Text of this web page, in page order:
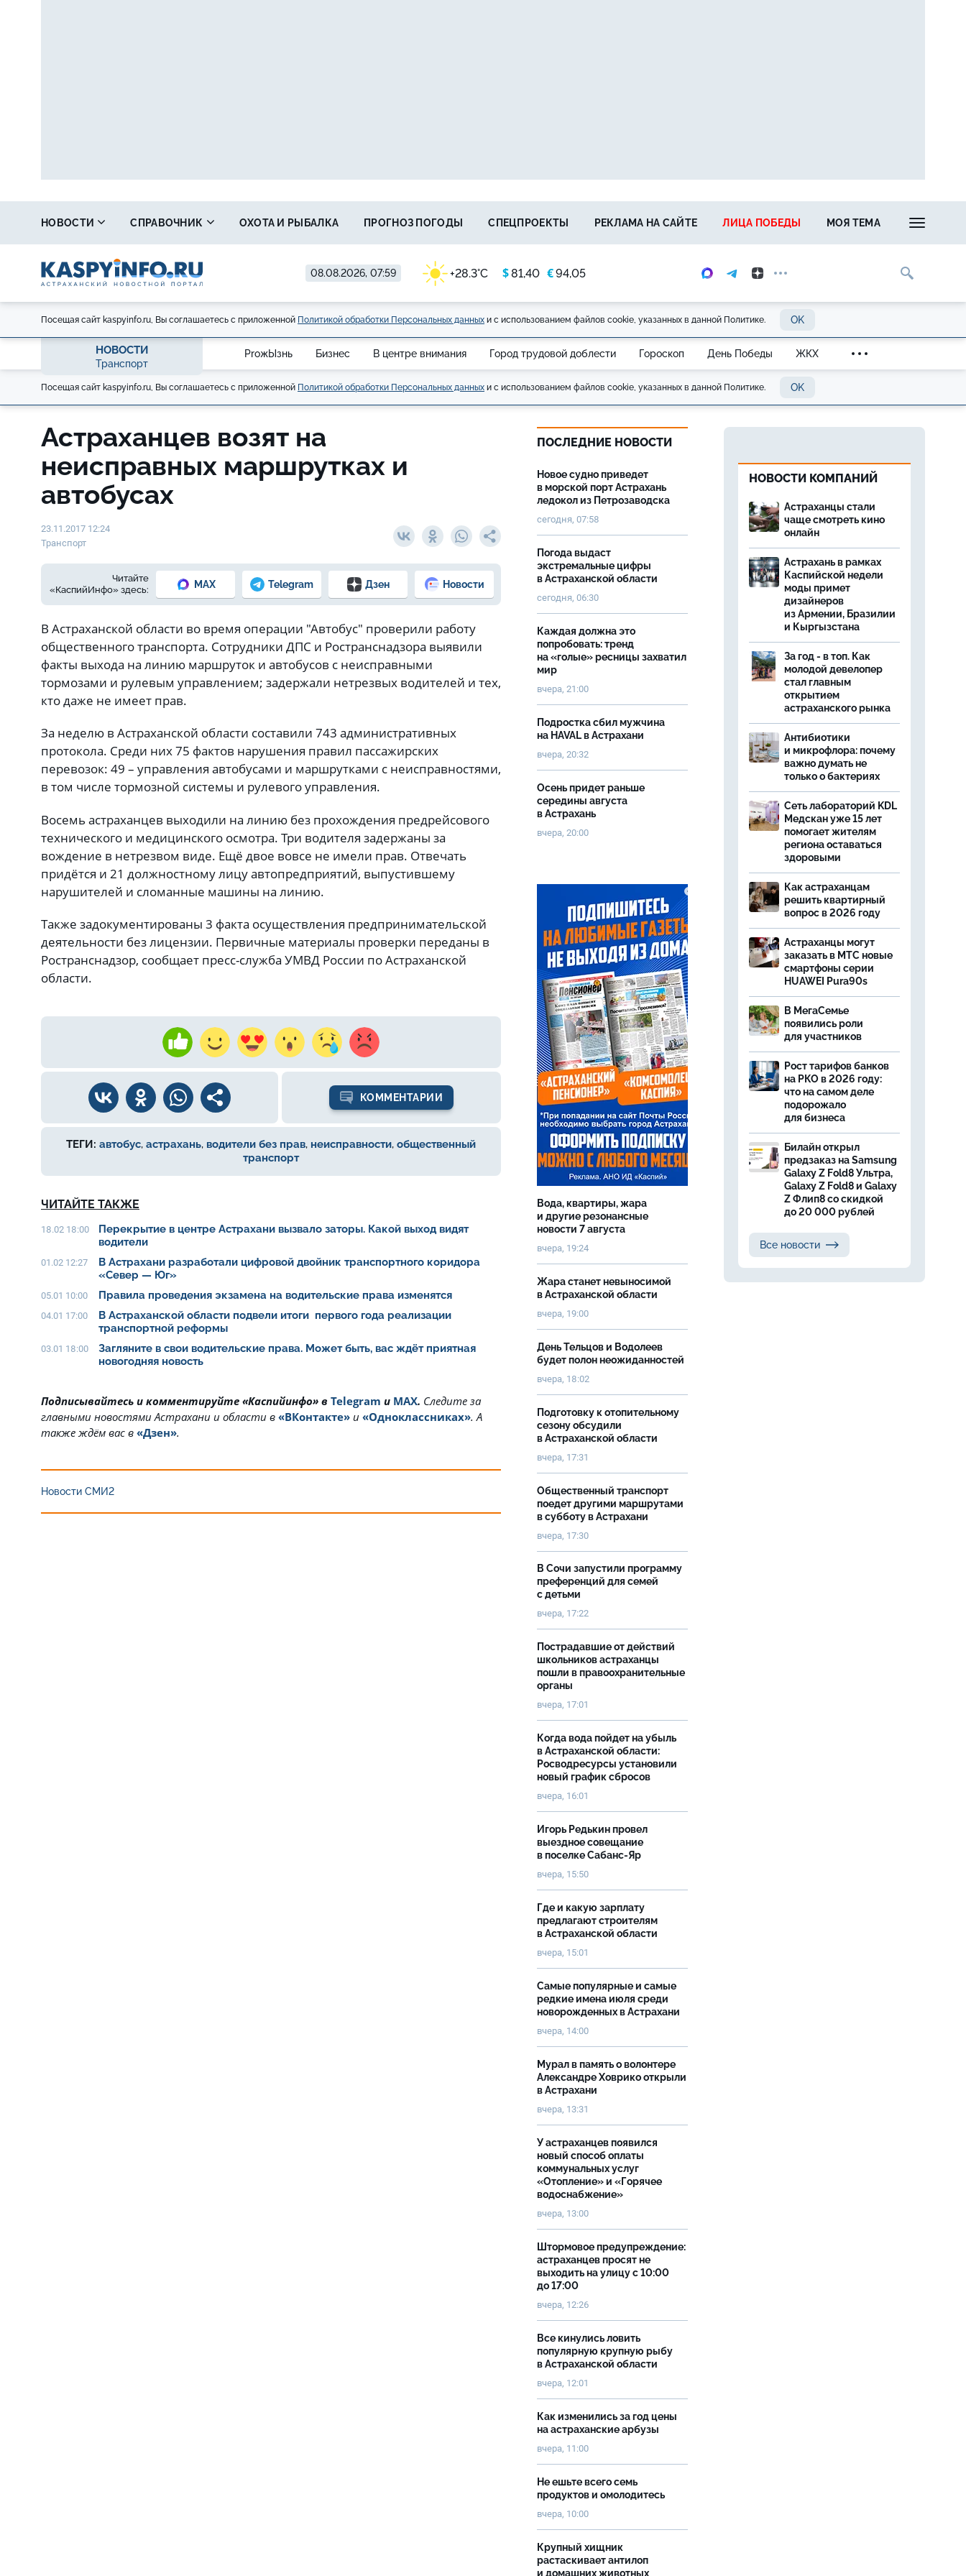
08.08.2026, 07:59 +28.3°C $81,40 €94,05
НОВОСТИ СПРАВОЧНИК ОХОТА И РЫБАЛКА ПРОГНОЗ ПОГОДЫ СПЕЦПРОЕКТЫ РЕКЛАМА НА САЙТЕ ЛИЦА ПОБЕДЫ МОЯ ТЕМА
Посещая сайт kaspyinfo.ru, Вы соглашаетесь с приложенной Политикой обработки Персональных данных и с использованием файлов cookie, указанных в данной Политике. OK
НОВОСТИ
Транспорт
ProжЫзнь Бизнес В центре внимания Город трудовой доблести Гороскоп День Победы ЖКХ
Посещая сайт kaspyinfo.ru, Вы соглашаетесь с приложенной Политикой обработки Персональных данных и с использованием файлов cookie, указанных в данной Политике. OK
Астраханцев возят на
неисправных маршрутках и
автобусах
23.11.2017 12:24
Транспорт
Читайте
«КаспийИнфо» здесь:
MAX Telegram Дзен Новости
В Астраханской области во время операции "Автобус" проверили работу
общественного транспорта. Сотрудники ДПС и Ространснадзора выявили
факты выхода на линию маршруток и автобусов с неисправными
тормозами и рулевым управлением; задержали нетрезвых водителей и тех,
кто даже не имеет прав.
За неделю в Астраханской области составили 743 административных
протокола. Среди них 75 фактов нарушения правил пассажирских
перевозок: 49 – управления автобусами и маршрутками с неисправностями,
в том числе тормозной системы и рулевого управления.
Восемь астраханцев выходили на линию без прохождения предрейсового
технического и медицинского осмотра. Три водителя задержаны за
вождение в нетрезвом виде. Ещё двое вовсе не имели прав. Отвечать
придётся и 21 должностному лицу автопредприятий, выпустившему
нарушителей и сломанные машины на линию.
Также задокументированы 3 факта осуществления предпринимательской
деятельности без лицензии. Первичные материалы проверки переданы в
Ространснадзор, сообщает пресс-служба УМВД России по Астраханской
области.
КОММЕНТАРИИ
ТЕГИ: автобус, астрахань, водители без прав, неисправности, общественный
транспорт
ЧИТАЙТЕ ТАКЖЕ
18.02 18:00
Перекрытие в центре Астрахани вызвало заторы. Какой выход видят
водители
01.02 12:27
В Астрахани разработали цифровой двойник транспортного коридора
«Север — Юг»
05.01 10:00 Правила проведения экзамена на водительские права изменятся
04.01 17:00
В Астраханской области подвели итоги первого года реализации
транспортной реформы
03.01 18:00
Загляните в свои водительские права. Может быть, вас ждёт приятная
новогодняя новость
Подписывайтесь и комментируйте «Каспийинфо» в Telegram и MAX. Cледите за
главными новостями Астрахани и области в «ВКонтакте» и «Одноклассниках». А
также ждём вас в «Дзен».
Новости СМИ2
ПОСЛЕДНИЕ НОВОСТИ
Новое судно приведет
в морской порт Астрахань
ледокол из Петрозаводска
сегодня, 07:58
Погода выдаст
экстремальные цифры
в Астраханской области
сегодня, 06:30
Каждая должна это
попробовать: тренд
на «голые» ресницы захватил
мир
вчера, 21:00
Подростка сбил мужчина
на HAVAL в Астрахани
вчера, 20:32
Осень придет раньше
середины августа
в Астрахань
вчера, 20:00
Вода, квартиры, жара
и другие резонансные
новости 7 августа
вчера, 19:24
Жара станет невыносимой
в Астраханской области
вчера, 19:00
День Тельцов и Водолеев
будет полон неожиданностей
вчера, 18:02
Подготовку к отопительному
сезону обсудили
в Астраханской области
вчера, 17:31
Общественный транспорт
поедет другими маршрутами
в субботу в Астрахани
вчера, 17:30
В Сочи запустили программу
преференций для семей
с детьми
вчера, 17:22
Пострадавшие от действий
школьников астраханцы
пошли в правоохранительные
органы
вчера, 17:01
Когда вода пойдет на убыль
в Астраханской области:
Росводресурсы установили
новый график сбросов
вчера, 16:01
Игорь Редькин провел
выездное совещание
в поселке Сабанс-Яр
вчера, 15:50
Где и какую зарплату
предлагают строителям
в Астраханской области
вчера, 15:01
Самые популярные и самые
редкие имена июля среди
новорожденных в Астрахани
вчера, 14:00
Мурал в память о волонтере
Александре Ховрико открыли
в Астрахани
вчера, 13:31
У астраханцев появился
новый способ оплаты
коммунальных услуг
«Отопление» и «Горячее
водоснабжение»
вчера, 13:00
Штормовое предупреждение:
астраханцев просят не
выходить на улицу с 10:00
до 17:00
вчера, 12:26
Все кинулись ловить
популярную крупную рыбу
в Астраханской области
вчера, 12:01
Как изменились за год цены
на астраханские арбузы
вчера, 11:00
Не ешьте всего семь
продуктов и омолодитесь
вчера, 10:00
Крупный хищник
растаскивает антилоп
и домашних животных
НОВОСТИ КОМПАНИЙ
Астраханцы стали
чаще смотреть кино
онлайн
Астрахань в рамках
Каспийской недели
моды примет
дизайнеров
из Армении, Бразилии
и Кыргызстана
За год - в топ. Как
молодой девелопер
стал главным
открытием
астраханского рынка
Антибиотики
и микрофлора: почему
важно думать не
только о бактериях
Сеть лабораторий KDL
Медскан уже 15 лет
помогает жителям
региона оставаться
здоровыми
Как астраханцам
решить квартирный
вопрос в 2026 году
Астраханцы могут
заказать в МТС новые
смартфоны серии
HUAWEI Pura90s
В МегаСемье
появились роли
для участников
Рост тарифов банков
на РКО в 2026 году:
что на самом деле
подорожало
для бизнеса
Билайн открыл
предзаказ на Samsung
Galaxy Z Fold8 Ультра,
Galaxy Z Fold8 и Galaxy
Z Флип8 со скидкой
до 20 000 рублей
Все новости